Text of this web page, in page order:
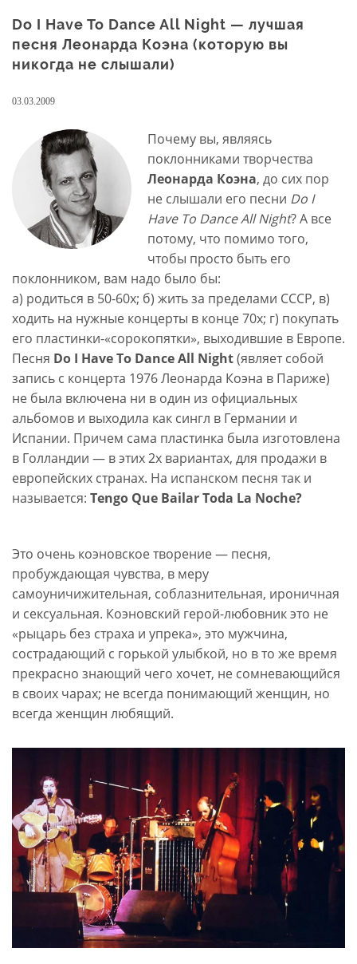
Do I Have To Dance All Night — лучшая
песня Леонарда Коэна (которую вы
никогда не слышали)
03.03.2009
Почему вы, являясь
поклонниками творчества
Леонарда Коэна, до сих пор
не слышали его песни Do I
Have To Dance All Night? А все
потому, что помимо того,
чтобы просто быть его
поклонником, вам надо было бы:
а) родиться в 50-60х; б) жить за пределами СССР, в)
ходить на нужные концерты в конце 70х; г) покупать
его пластинки-«сорокопятки», выходившие в Европе.
Песня Do I Have To Dance All Night(являет собой
запись с концерта 1976 Леонарда Коэна в Париже)
не была включена ни в один из официальных
альбомов и выходила как сингл в Германии и
Испании. Причем сама пластинка была изготовлена
в Голландии — в этих 2х вариантах, для продажи в
европейских странах. На испанском песня так и
называется: Tengo Que Bailar Toda La Noche?
Это очень коэновское творение — песня,
пробуждающая чувства, в меру
самоуничижительная, соблазнительная, ироничная
и сексуальная. Коэновский герой-любовник это не
«рыцарь без страха и упрека», это мужчина,
сострадающий с горькой улыбкой, но в то же время
прекрасно знающий чего хочет, не сомневающийся
в своих чарах; не всегда понимающий женщин, но
всегда женщин любящий.